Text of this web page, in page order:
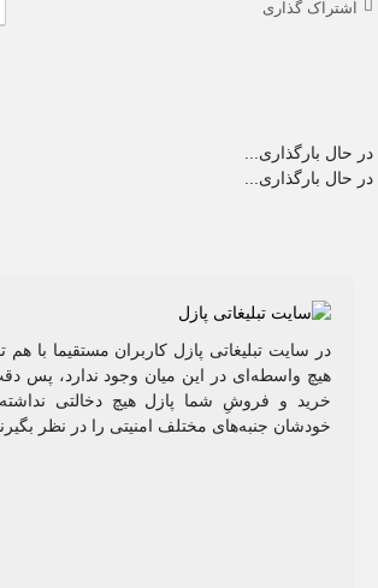
اشتراک گذاری
در حال بارگذاری...
در حال بارگذاری...
در سایت تبلیغاتی پازل کاربران مستقیما با
هیچ واسطه‌ای در این میان وجود ندارد، پس
خرید و فروشِ شما پازل هیچ دخالتی نداشته
خودشان جنبه‌های مختلف امنیتی را در نظر